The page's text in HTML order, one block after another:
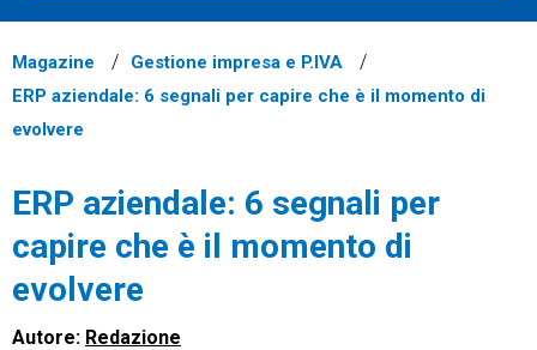
Magazine
Gestione impresa e P.IVA
ERP aziendale: 6 segnali per capire che è il momento di
evolvere
ERP aziendale: 6 segnali per
capire che è il momento di
evolvere
Autore: Redazione